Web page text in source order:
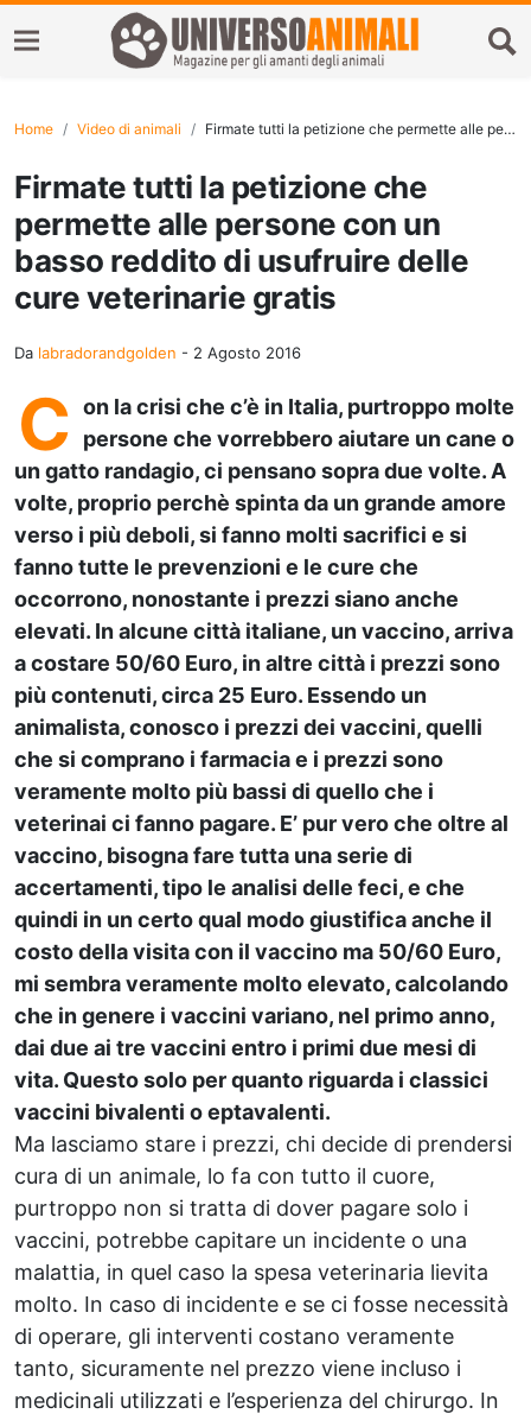
Home Video di animali Firmate tutti la petizione che permette alle persone con un basso reddito di usufruire delle cure veterinarie gratis
Firmate tutti la petizione che
permette alle persone con un
basso reddito di usufruire delle
cure veterinarie gratis
Da labradorandgolden - 2 Agosto 2016
C on la crisi che c’è in Italia, purtroppo molte
persone che vorrebbero aiutare un cane o
un gatto randagio, ci pensano sopra due volte. A
volte, proprio perchè spinta da un grande amore
verso i più deboli, si fanno molti sacrifici e si
fanno tutte le prevenzioni e le cure che
occorrono, nonostante i prezzi siano anche
elevati. In alcune città italiane, un vaccino, arriva
a costare 50/60 Euro, in altre città i prezzi sono
più contenuti, circa 25 Euro. Essendo un
animalista, conosco i prezzi dei vaccini, quelli
che si comprano i farmacia e i prezzi sono
veramente molto più bassi di quello che i
veterinai ci fanno pagare. E’ pur vero che oltre al
vaccino, bisogna fare tutta una serie di
accertamenti, tipo le analisi delle feci, e che
quindi in un certo qual modo giustifica anche il
costo della visita con il vaccino ma 50/60 Euro,
mi sembra veramente molto elevato, calcolando
che in genere i vaccini variano, nel primo anno,
dai due ai tre vaccini entro i primi due mesi di
vita. Questo solo per quanto riguarda i classici
vaccini bivalenti o eptavalenti.
Ma lasciamo stare i prezzi, chi decide di prendersi
cura di un animale, lo fa con tutto il cuore,
purtroppo non si tratta di dover pagare solo i
vaccini, potrebbe capitare un incidente o una
malattia, in quel caso la spesa veterinaria lievita
molto. In caso di incidente e se ci fosse necessità
di operare, gli interventi costano veramente
tanto, sicuramente nel prezzo viene incluso i
medicinali utilizzati e l’esperienza del chirurgo. In